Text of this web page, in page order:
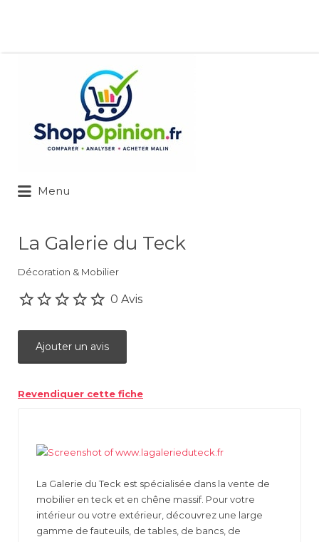
Menu
La Galerie du Teck
Décoration & Mobilier
0 Avis
Ajouter un avis
Revendiquer cette fiche
La Galerie du Teck est spécialisée dans la vente de
mobilier en teck et en chêne massif. Pour votre
intérieur ou votre extérieur, découvrez une large
gamme de fauteuils, de tables, de bancs, de